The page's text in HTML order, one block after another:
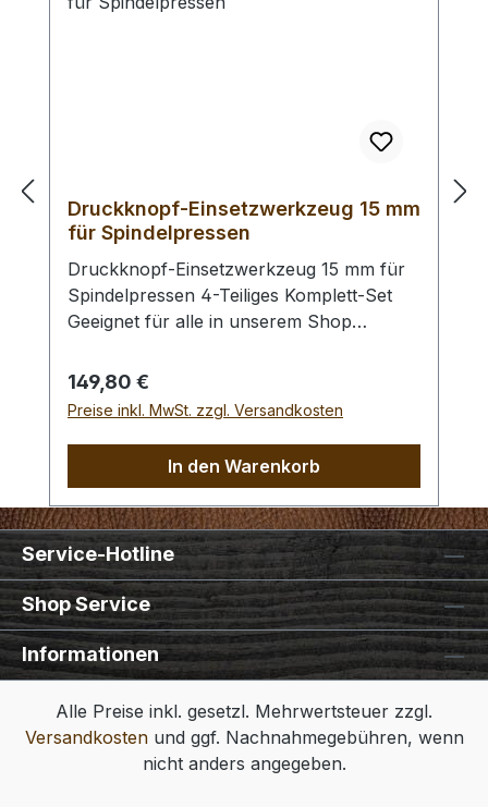
Druckknopf-Einsetzwerkzeug 15 mm
für Spindelpressen
Druckknopf-Einsetzwerkzeug 15 mm für
Spindelpressen 4-Teiliges Komplett-Set
Geeignet für alle in unserem Shop
einer Größe von 15 mm. Achtung: - Für
die Verwendung benötigen Sie eine
Spindelpresse mit einem 1/4" Gewinde mit
Abmessungen:Gewinde oben: 1/4" mit
24er Steigung (6,35 mm)Einsatz unten: Ø
12 mm
Regulärer Preis:
149,80 €
Preise inkl. MwSt. zzgl. Versandkosten
In den Warenkorb
Service-Hotline
Shop Service
Informationen
Alle Preise inkl. gesetzl. Mehrwertsteuer zzgl.
Versandkostenund ggf. Nachnahmegebühren, wenn
nicht anders angegeben.